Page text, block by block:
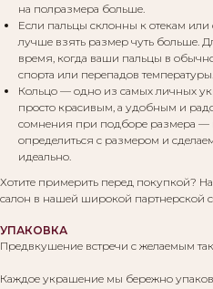
на полразмера больше.
Если пальцы склонны к отекам
лучше взять размер чуть больше.
время, когда ваши пальцы в
спорта или перепадов температуры.
Кольцо — одно из самых личных
просто красивым, а удобным и
сомнения при подборе размера
определиться с размером и
идеально.
Хотите примерить перед покупкой?
салон в нашей широкой партнерской
УПАКОВКА
Предвкушение встречи с желаемым
Каждое украшение мы бережно
Вам могут